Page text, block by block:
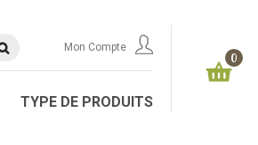
Mon Compte
TYPE DE PRODUITS
0